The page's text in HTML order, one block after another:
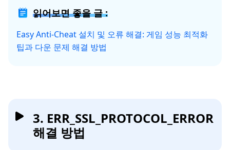
읽어보면 좋을 글 :
Easy Anti-Cheat 설치 및 오류 해결: 게임 성능 최적화
팁과 다운 문제 해결 방법
3. ERR_SSL_PROTOCOL_ERROR
해결 방법